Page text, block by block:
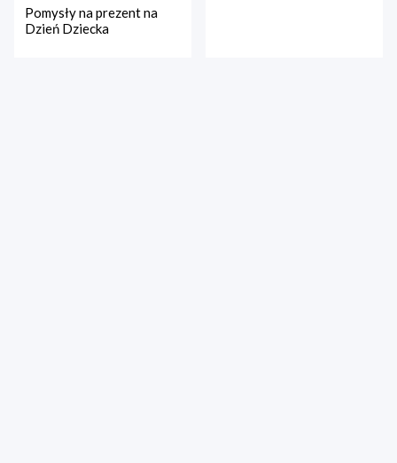
Pomysły na prezent na
Dzień Dziecka